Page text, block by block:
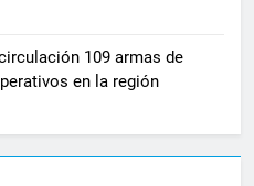
109 armas de
en la región